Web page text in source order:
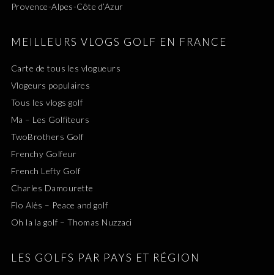
Provence-Alpes-Côte d’Azur
MEILLEURS VLOGS GOLF EN FRANCE
Carte de tous les vlogueurs
Vlogeurs populaires
Tous les vlogs golf
Ma – Les Golfiteurs
TwoBrothers Golf
Frenchy Golfeur
French Lefty Golf
Charles Damourette
Flo Alès – Peace and golf
Oh la la golf – Thomas Nuzzaci
LES GOLFS PAR PAYS ET RÉGION